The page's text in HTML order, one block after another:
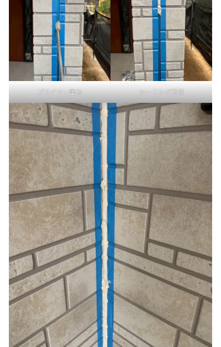
プライマー塗布 シーリング充填